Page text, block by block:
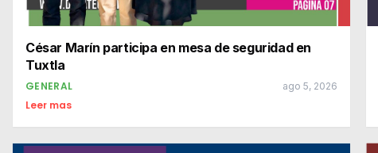
César Marín participa en mesa de seguridad en
Tuxtla
GENERAL ago 5, 2026
Leer mas